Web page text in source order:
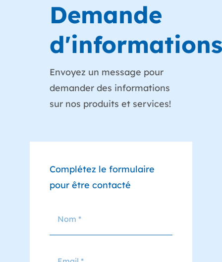
Demande
d'informations
Envoyez un message pour
demander des informations
sur nos produits et services!
Complétez le formulaire
pour être contacté